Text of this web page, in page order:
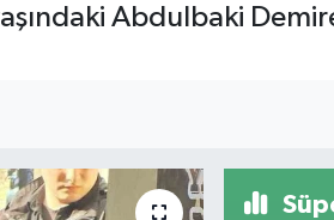
Abdulbaki